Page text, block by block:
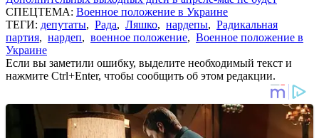
СПЕЦТЕМА: Военное положение в Украине
ТЕГИ: депутаты, Рада, Ляшко, нардепы, Радикальная
партия, нардеп, военное положение, Военное положение в
Украине
Если вы заметили ошибку, выделите необходимый текст и
нажмите Ctrl+Enter, чтобы сообщить об этом редакции.